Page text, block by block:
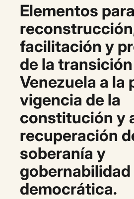
Elementos
facilitación y
de la
Venezuela a la
vigencia de la
constitución y
recuperación
soberanía y
gobernabilidad
democrática.